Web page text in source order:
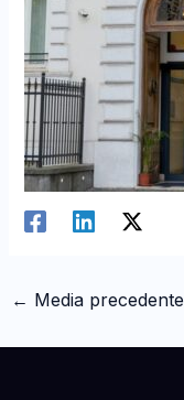
← Media precedente